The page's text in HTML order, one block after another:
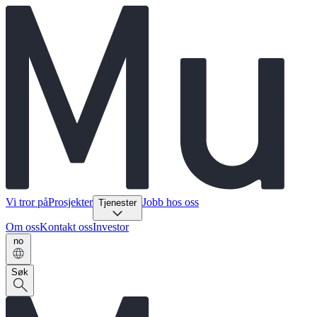
Vi tror påProsjekter Tjenester Jobb hos oss
Om ossKontakt ossInvestor
no
Søk